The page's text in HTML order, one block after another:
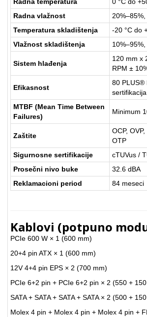
Radna vlažnost
Temperatura skladištenja
-20 °C do
Vlažnost skladištenja
Sistem hlađenja
120 mm x
RPM ±
Efikasnost
80 PLUS®
sertifikacija
MTBF (Mean Time Between
Failures)
Minimum
Zaštite
OCP, OVP,
OTP
Sigurnosne sertifikacije
cTUVus /
Prosečni nivo buke
32.6 dBA
Reklamacioni period
84 meseci
Kablovi (potpuno
PCIe 600 W × 1 (600 mm)
20+4 pin ATX × 1 (600 mm)
12V 4+4 pin EPS × 2 (700 mm)
PCIe 6+2 pin + PCIe 6+2 pin × 2 (550 +
SATA + SATA + SATA + SATA × 2 (500 +
Molex 4 pin + Molex 4 pin + Molex 4 pin +